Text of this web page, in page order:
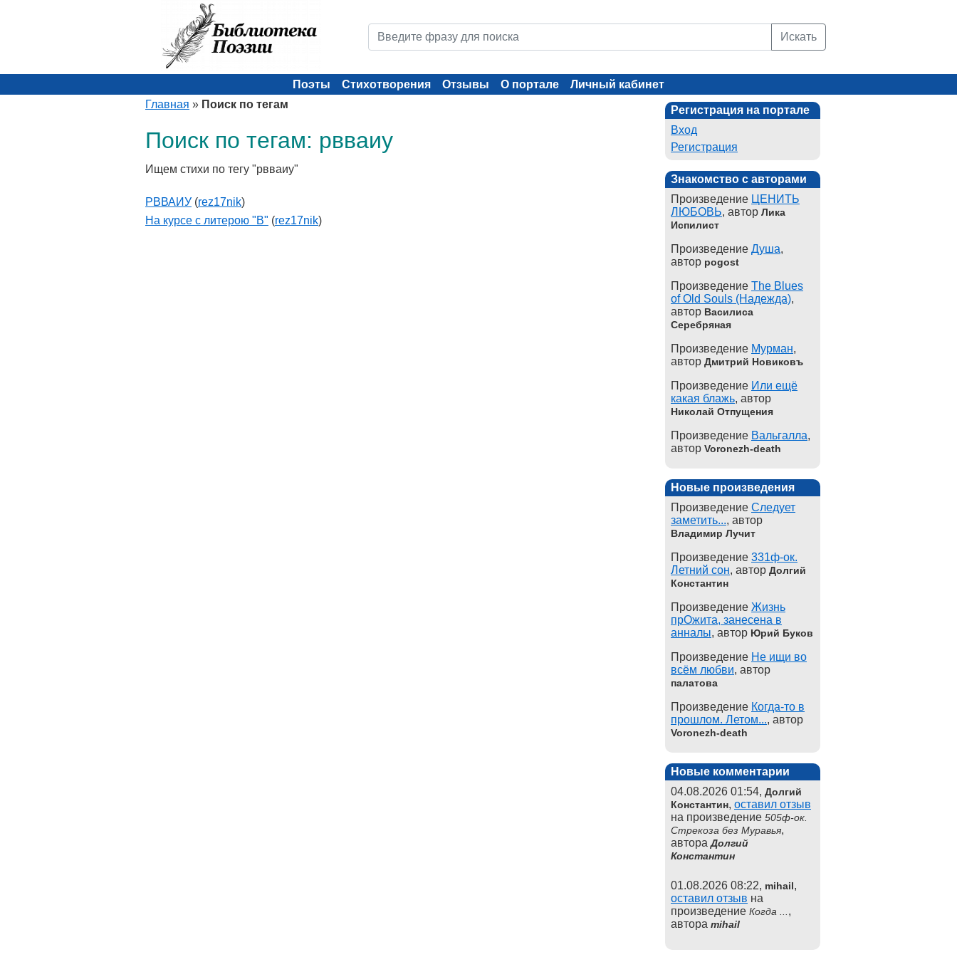
Искать
Поэты Стихотворения Отзывы О портале
Личный кабинет
Главная » Поиск по тегам
Поиск по тегам: рвваиу
Ищем стихи по тегу "рвваиу"
РВВАИУ (rez17nik)
На курсе с литерою "В" (rez17nik)
Регистрация на портале
Вход
Регистрация
Знакомство с авторами
Произведение ЦЕНИТЬ
ЛЮБОВЬ, автор Лика
Испилист
Произведение Душа,
автор pogost
Произведение The Blues
of Old Souls (Надежда),
автор Василиса
Серебряная
Произведение Мурман,
автор Дмитрий Новиковъ
Произведение Или ещё
какая блажь, автор
Николай Отпущения
Произведение Вальгалла,
автор Voronezh-death
Новые произведения
Произведение Следует
заметить..., автор
Владимир Лучит
Произведение 331ф-ок.
Летний сон, автор Долгий
Константин
Произведение Жизнь
прОжита, занесена в
анналы, автор Юрий Буков
Произведение Не ищи во
всём любви, автор
палатова
Произведение Когда-то в
прошлом. Летом..., автор
Voronezh-death
Новые комментарии
04.08.2026 01:54, Долгий
Константин, оставил отзыв
на произведение 505ф-ок.
Стрекоза без Муравья,
автораДолгий
Константин
01.08.2026 08:22, mihail,
оставил отзыв на
произведение Когда ... ,
автора mihail